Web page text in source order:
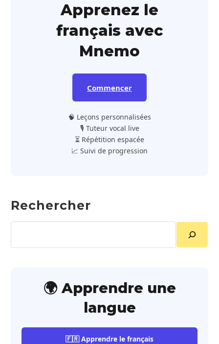
Apprenez le
français avec
Mnemo
Commencer
🧠 Leçons personnalisées
🎙️ Tuteur vocal live
⏳ Répétition espacée
📈 Suivi de progression
Rechercher
🌍 Apprendre une
langue
🇫🇷 Apprendre le français